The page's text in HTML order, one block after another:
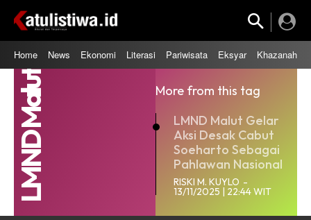
Home News Ekonomi Literasi Pariwisata Eksyar Khazanah
LMND Malut
More from this tag
LMND Malut Gelar
Aksi Desak Cabut
Soeharto Sebagai
Pahlawan Nasional
RISKI M. KUYLO -
13/11/2025 | 22:44 WIT